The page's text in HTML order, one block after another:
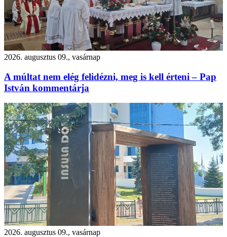
2026. augusztus 09., vasárnap
A múltat nem elég felidézni, meg is kell érteni – Pap
István kommentárja
2026. augusztus 09., vasárnap